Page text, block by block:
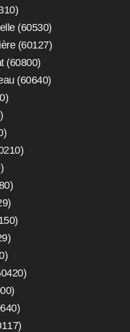
(60530)
(60127)
(60800)
(60640)